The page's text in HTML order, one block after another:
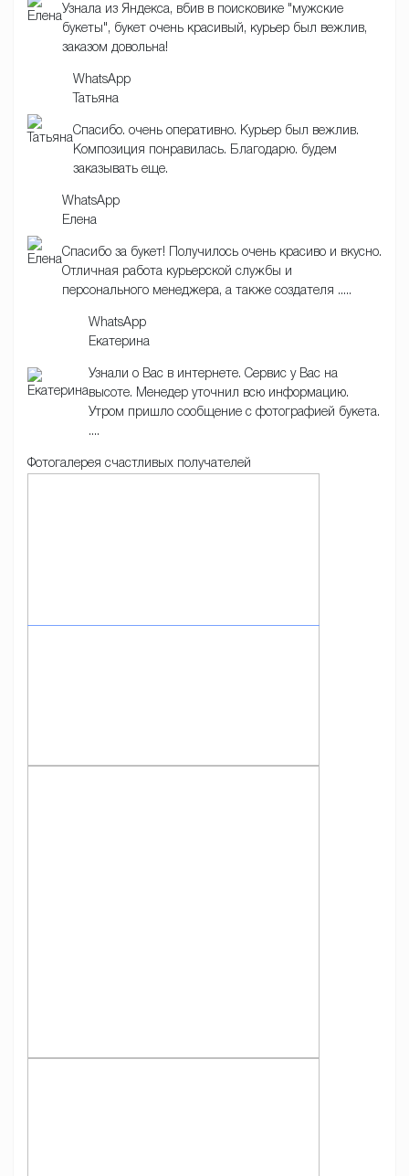
Узнала из Яндекса, вбив в поисковике "мужские
букеты", букет очень красивый, курьер был вежлив,
заказом довольна!
WhatsApp
Татьяна
Спасибо. очень оперативно. Курьер был вежлив.
Композиция понравилась. Благодарю. будем
заказывать еще.
WhatsApp
Елена
Спасибо за букет! Получилось очень красиво и вкусно.
Отличная работа курьерской службы и
персонального менеджера, а также создателя .....
WhatsApp
Екатерина
Узнали о Вас в интернете. Сервис у Вас на
высоте. Менедер уточнил всю информацию.
Утром пришло сообщение с фотографией букета.
....
Фотогалерея счастливых получателей